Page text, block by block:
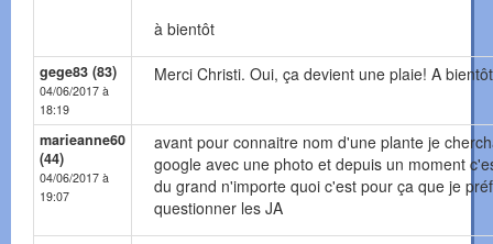
à bientôt
gege83 (83)
04/06/2017 à
18:19
Merci Christi. Oui, ça devient une plaie! A bientôt
marieanne60
(44)
04/06/2017 à
19:07
avant pour connaitre nom d'une plante je
google avec une photo et depuis un moment
du grand n'importe quoi c'est pour ça que je
questionner les JA